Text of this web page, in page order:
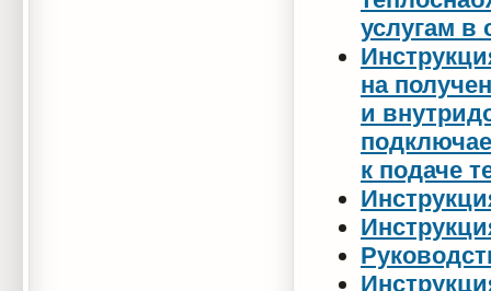
услугам в
на
и
к подаче